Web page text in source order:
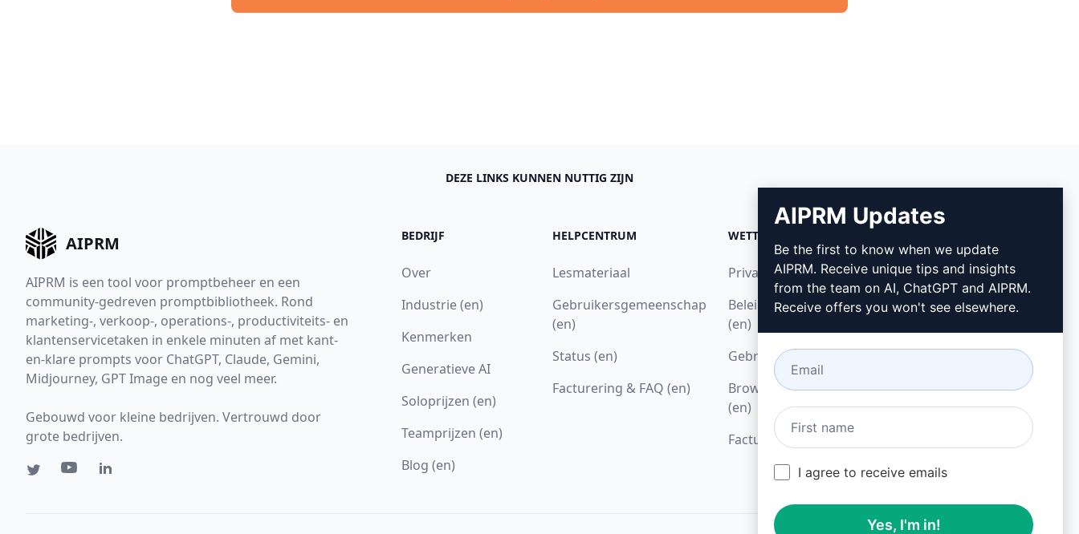
DEZE LINKS KUNNEN NUTTIG ZIJN
AIPRM
AIPRM is een tool voor promptbeheer en een
community-gedreven promptbibliotheek. Rond
marketing-, verkoop-, operations-, productiviteits- en
klantenservicetaken in enkele minuten af met kant-
en-klare prompts voor ChatGPT, Claude, Gemini,
Midjourney, GPT Image en nog veel meer.
Gebouwd voor kleine bedrijven. Vertrouwd door
grote bedrijven.
BEDRIJF
Over
Industrie (en)
Kenmerken
Generatieve AI
Soloprijzen (en)
Teamprijzen (en)
Blog (en)
HELPCENTRUM
Lesmateriaal
Gebruikersgemeenschap
(en)
Status (en)
Facturering & FAQ (en)
WETTELIJK
Privacybeleid (en)
Beleid voor acceptabel gebruik
(en)
Gebruiksvoorwaarden (en)
Browseruitbreidingsvoorwaarden
(en)
Factureringsvoorwaarden (en)
Hoe installeren
Google Chrome (en)
Microsoft Edge (en)
AIPRM Updates
Be the first to know when we update
AIPRM. Receive unique tips and insights
from the team on AI, ChatGPT and AIPRM.
Receive offers you won't see elsewhere.
I agree to receive emails
Yes, I'm in!